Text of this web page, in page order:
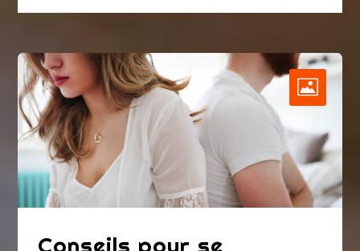
Conseils pour se